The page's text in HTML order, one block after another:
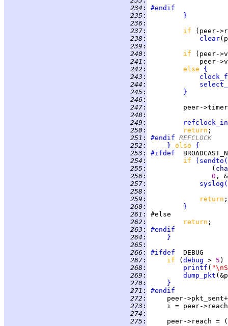
234 :
#endif
235 :
}
236 :
237 : if
(peer-
238 :
clear
239 :
240 : if
(peer-
241 :
242 : else {
243 :
244 :
245 :
}
246 :
247 :
peer-
248 :
249 :
250 : return
251 : #endif REFCLOCK
252 : } else {
253 :
#ifdef
254 : if ( sendto (
255 :
                (
256 : 0 ,
257 : syslog (
258 :
259 :
return
260 :
}
261 :
262 : return
263 :
#endif
264 :
}
265 :
266 : #ifdef
267 : if ( debug > 5 )
268 : printf (
269 : dump_pkt
270 :
}
271 :
#endif
272 :
273 :
i = peer-
274 :
275 :
peer->reach =